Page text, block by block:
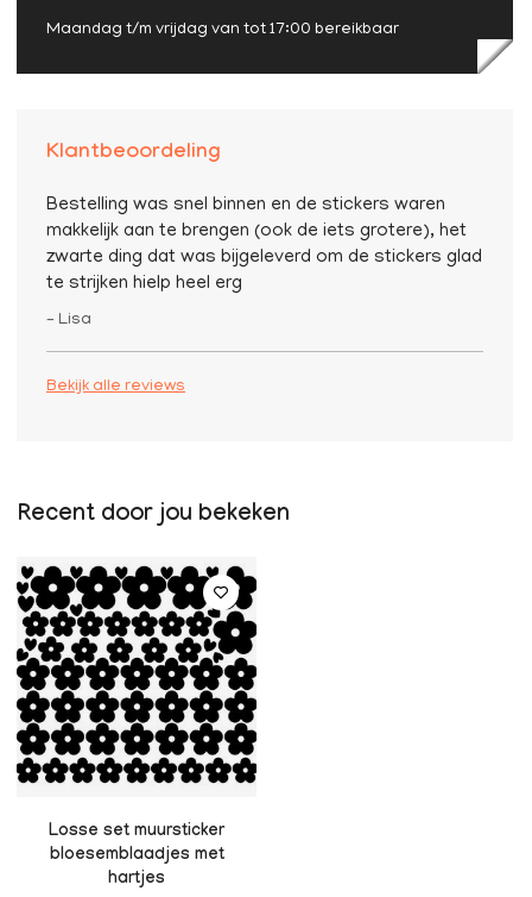
Maandag t/m vrijdag van tot 17:00 bereikbaar
Klantbeoordeling
Bestelling was snel binnen en de stickers waren
makkelijk aan te brengen (ook de iets grotere), het
zwarte ding dat was bijgeleverd om de stickers glad
te strijken hielp heel erg
– Lisa
Bekijk alle reviews
Recent door jou bekeken
Losse set muursticker
bloesemblaadjes met
hartjes